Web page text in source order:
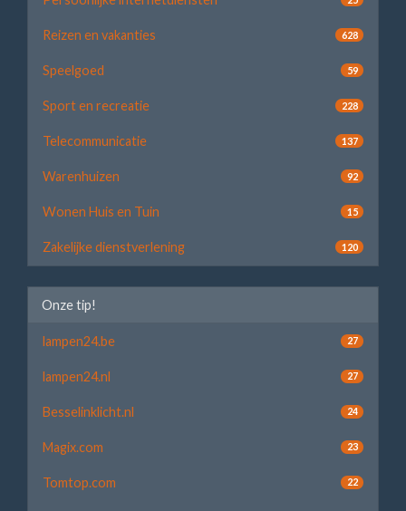
Reizen en vakanties 628
Speelgoed 59
Sport en recreatie 228
Telecommunicatie 137
Warenhuizen 92
Wonen Huis en Tuin 15
Zakelijke dienstverlening 120
Onze tip!
lampen24.be 27
lampen24.nl 27
Besselinklicht.nl 24
Magix.com 23
Tomtop.com 22